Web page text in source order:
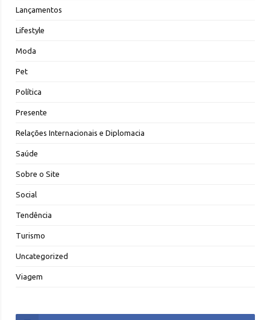
Lançamentos
Lifestyle
Moda
Pet
Política
Presente
Relações Internacionais e Diplomacia
Saúde
Sobre o Site
Social
Tendência
Turismo
Uncategorized
Viagem